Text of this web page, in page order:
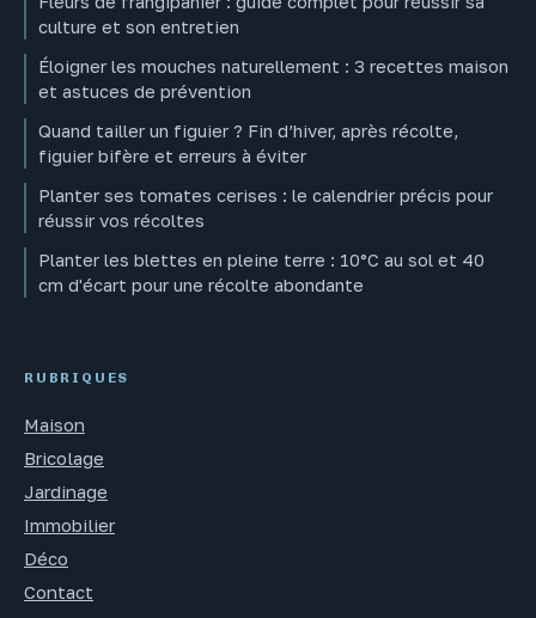
culture et son entretien
Éloigner les mouches naturellement : 3 recettes maison
et astuces de prévention
Quand tailler un figuier ? Fin d’hiver, après récolte,
figuier bifère et erreurs à éviter
Planter ses tomates cerises : le calendrier précis pour
réussir vos récoltes
Planter les blettes en pleine terre : 10°C au sol et 40
cm d'écart pour une récolte abondante
RUBRIQUES
Maison
Bricolage
Jardinage
Immobilier
Déco
Contact